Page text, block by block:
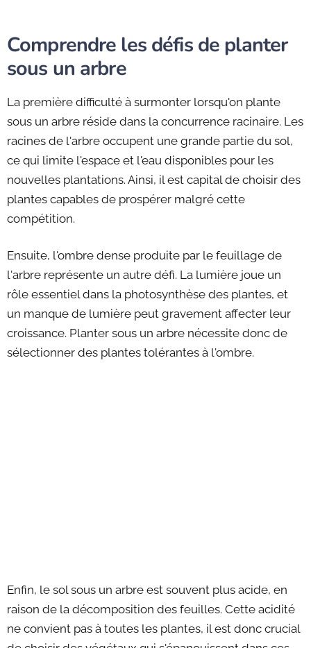
Comprendre les défis de planter
sous un arbre
La première difficulté à surmonter lorsqu'on plante
sous un arbre réside dans la concurrence racinaire. Les
racines de l'arbre occupent une grande partie du sol,
ce qui limite l'espace et l'eau disponibles pour les
nouvelles plantations. Ainsi, il est capital de choisir des
plantes capables de prospérer malgré cette
compétition.
Ensuite, l'ombre dense produite par le feuillage de
l'arbre représente un autre défi. La lumière joue un
rôle essentiel dans la photosynthèse des plantes, et
un manque de lumière peut gravement affecter leur
croissance. Planter sous un arbre nécessite donc de
sélectionner des plantes tolérantes à l'ombre.
Enfin, le sol sous un arbre est souvent plus acide, en
raison de la décomposition des feuilles. Cette acidité
ne convient pas à toutes les plantes, il est donc crucial